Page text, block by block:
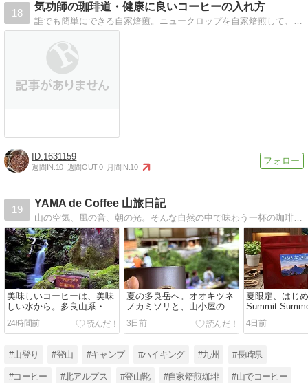
18
気功師の珈琲道・健康に良いコーヒーの入れ方
誰でも簡単にできる自家焙煎。ニュークロップを自家焙煎して、胸焼け、吐き気、めまいなどのないコーヒーを飲む。
1631159
週間IN:10 週間OUT:0 月間IN:10
19
YAMA de Coffee 山旅日記
山の空気、風の音、朝の光。そんな自然の中で味わう一杯の珈琲は、格別です。登山の休憩時間や山頂でのひとときを、もっと特別に。「登る楽しみ」と「淹れる楽しみ」を、一緒に連れていきませんか？
美味しいコーヒーは、美味
しい水から。多良山系・水
神池のこと。
24時間前
夏の多良岳へ。オオキツネ
ノカミソリと、山小屋のア
イスコーヒー。
3日前
夏限定、はじ
Summit
レンドの自家
パック。
4日前
#山登り #登山 #キャンプ #ハイキング #九州 #長崎県
#コーヒー #北アルプス #登山靴 #自家焙煎珈琲 #山でコーヒー